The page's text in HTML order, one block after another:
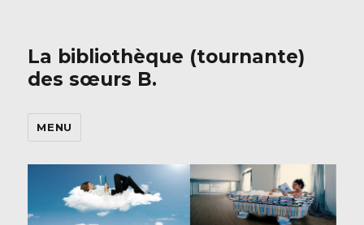
La bibliothèque (tournante)
des sœurs B.
MENU